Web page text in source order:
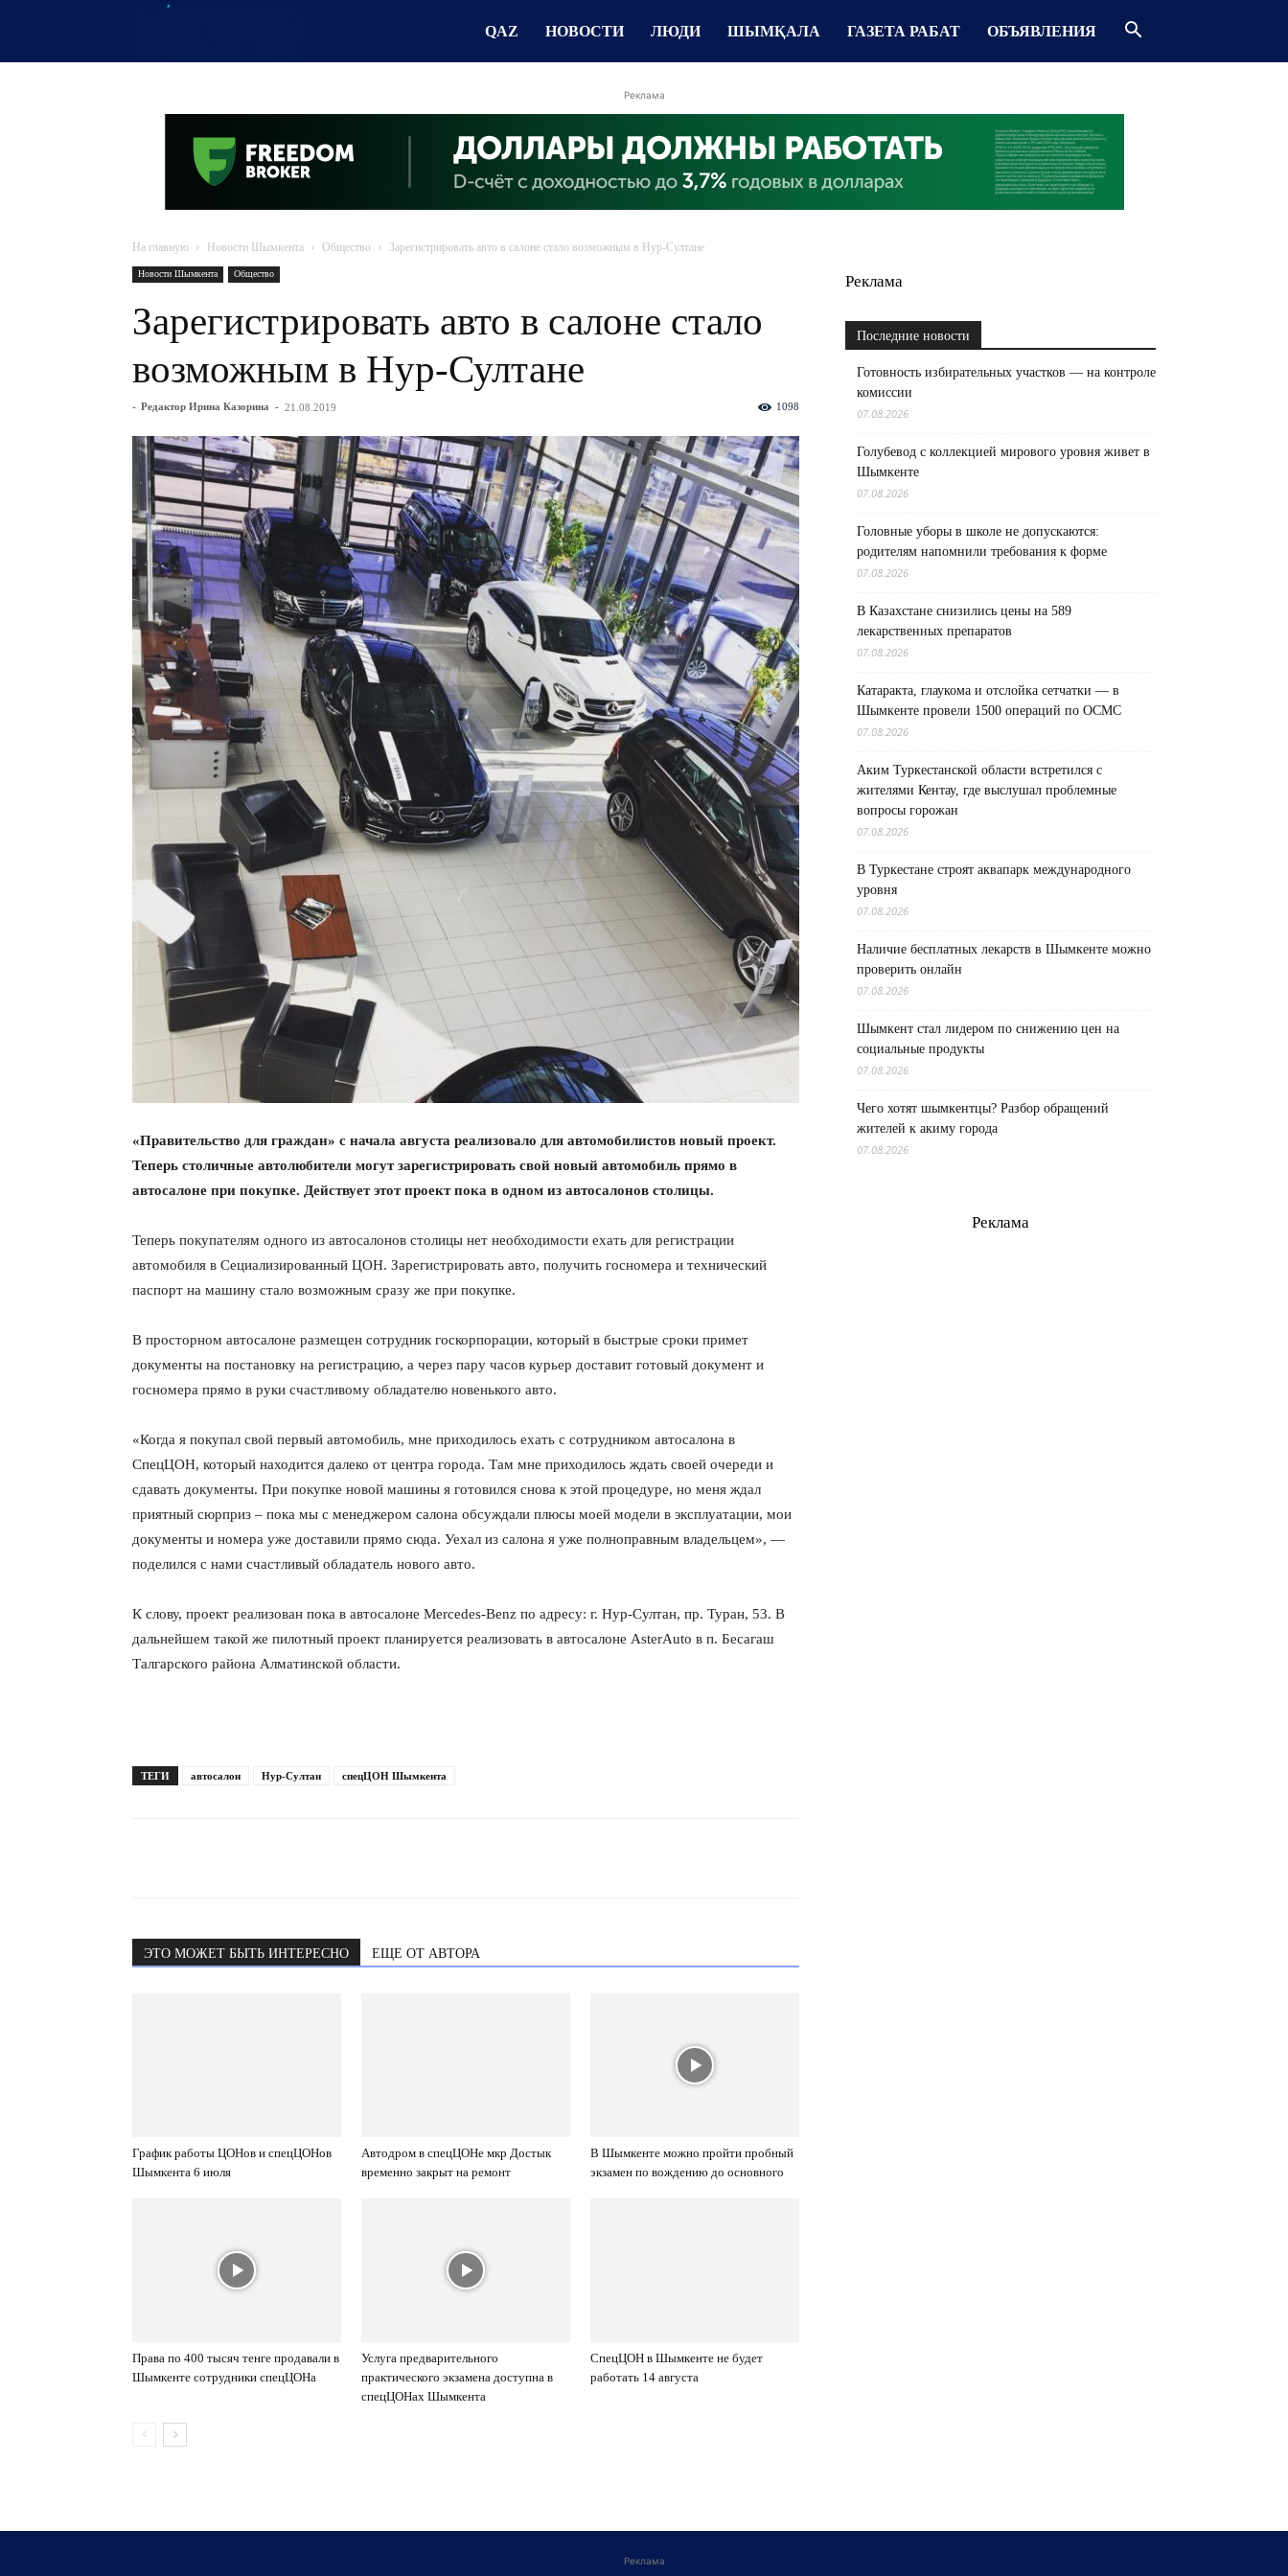
QAZ НОВОСТИ ЛЮДИ ШЫМҚАЛА ГАЗЕТА РАБАТ ОБЪЯВЛЕНИЯ
Реклама
На главную Новости Шымкента Общество Зарегистрировать авто в салоне стало возможным в Нур-Султане
Новости Шымкента Общество
Зарегистрировать авто в салоне стало
возможным в Нур-Султане
- Редактор Ирина Казорина - 21.08.2019 1098
«Правительство для граждан» с начала августа реализовало для автомобилистов новый проект.
Теперь столичные автолюбители могут зарегистрировать свой новый автомобиль прямо в
автосалоне при покупке. Действует этот проект пока в одном из автосалонов столицы.
Теперь покупателям одного из автосалонов столицы нет необходимости ехать для регистрации
автомобиля в Сециализированный ЦОН. Зарегистрировать авто, получить госномера и технический
паспорт на машину стало возможным сразу же при покупке.
В просторном автосалоне размещен сотрудник госкорпорации, который в быстрые сроки примет
документы на постановку на регистрацию, а через пару часов курьер доставит готовый документ и
госномера прямо в руки счастливому обладателю новенького авто.
«Когда я покупал свой первый автомобиль, мне приходилось ехать с сотрудником автосалона в
СпецЦОН, который находится далеко от центра города. Там мне приходилось ждать своей очереди и
сдавать документы. При покупке новой машины я готовился снова к этой процедуре, но меня ждал
приятный сюрприз – пока мы с менеджером салона обсуждали плюсы моей модели в эксплуатации, мои
документы и номера уже доставили прямо сюда. Уехал из салона я уже полноправным владельцем», —
поделился с нами счастливый обладатель нового авто.
К слову, проект реализован пока в автосалоне Mercedes-Benz по адресу: г. Нур-Султан, пр. Туран, 53. В
дальнейшем такой же пилотный проект планируется реализовать в автосалоне AsterAuto в п. Бесагаш
Талгарского района Алматинской области.
ТЕГИ автосалон Нур-Султан спецЦОН Шымкента
ЭТО МОЖЕТ БЫТЬ ИНТЕРЕСНО ЕЩЕ ОТ АВТОРА
График работы ЦОНов и спецЦОНов
Шымкента 6 июля
Автодром в спецЦОНе мкр Достык
временно закрыт на ремонт
В Шымкенте можно пройти пробный
экзамен по вождению до основного
Права по 400 тысяч тенге продавали в
Шымкенте сотрудники спецЦОНа
Услуга предварительного
практического экзамена доступна в
спецЦОНах Шымкента
СпецЦОН в Шымкенте не будет
работать 14 августа
Реклама
Последние новости
Готовность избирательных участков — на контроле
комиссии
07.08.2026
Голубевод с коллекцией мирового уровня живет в
Шымкенте
07.08.2026
Головные уборы в школе не допускаются:
родителям напомнили требования к форме
07.08.2026
В Казахстане снизились цены на 589
лекарственных препаратов
07.08.2026
Катаракта, глаукома и отслойка сетчатки — в
Шымкенте провели 1500 операций по ОСМС
07.08.2026
Аким Туркестанской области встретился с
жителями Кентау, где выслушал проблемные
вопросы горожан
07.08.2026
В Туркестане строят аквапарк международного
уровня
07.08.2026
Наличие бесплатных лекарств в Шымкенте можно
проверить онлайн
07.08.2026
Шымкент стал лидером по снижению цен на
социальные продукты
07.08.2026
Чего хотят шымкентцы? Разбор обращений
жителей к акиму города
07.08.2026
Реклама
Реклама